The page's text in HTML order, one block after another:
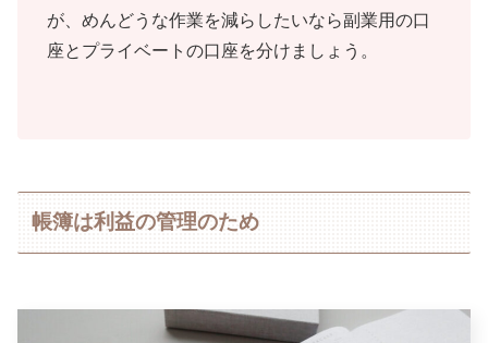
が、めんどうな作業を減らしたいなら副業用の口
座とプライベートの口座を分けましょう。
帳簿は利益の管理のため